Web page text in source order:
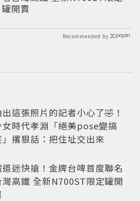
罐開賣
Recommended by
這張照片的記者小心了🤣！
女時代孝淵「絕美pose變搞
」撂狠話：把住址交出來
道迷快搶！金牌台啤首度聯名
灣高鐵 全新N700ST限定罐開